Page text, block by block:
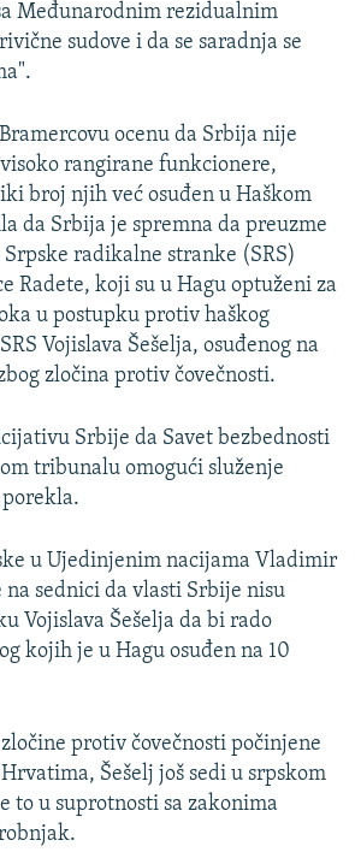
Međunarodnim rezidualnim
sudove i da se saradnja se
ocenu da Srbija nije
rangirane funkcionere,
broj njih već osuđen u Haškom
da Srbija je spremna da preuzme
radikalne stranke (SRS)
Radete, koji su u Hagu optuženi za
u postupku protiv haškog
Vojislava Šešelja, osuđenog na
zločina protiv čovečnosti.
Srbije da Savet bezbednosti
tribunalu omogući služenje
u Ujedinjenim nacijama Vladimir
sednici da vlasti Srbije nisu
Vojislava Šešelja da bi rado
kojih je u Hagu osuđen na 10
protiv čovečnosti počinjene
Šešelj još sedi u srpskom
to u suprotnosti sa zakonima